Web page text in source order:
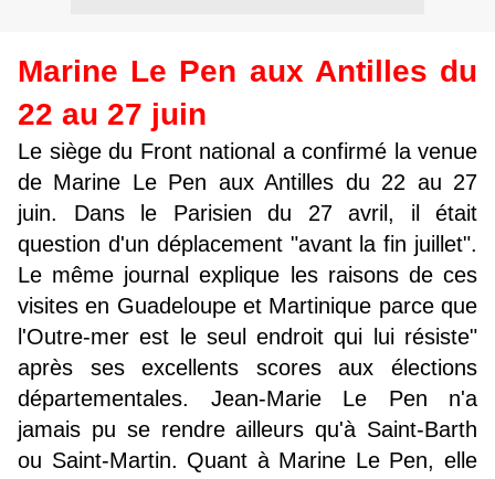
Marine Le Pen aux Antilles du
22 au 27 juin
Le siège du Front national a confirmé la venue
de Marine Le Pen aux Antilles du 22 au 27
juin. Dans le Parisien du 27 avril, il était
question d'un déplacement "avant la fin juillet".
Le même journal explique les raisons de ces
visites en Guadeloupe et Martinique parce que
l'Outre-mer est le seul endroit qui lui résiste"
après ses excellents scores aux élections
départementales. Jean-Marie Le Pen n'a
jamais pu se rendre ailleurs qu'à Saint-Barth
ou Saint-Martin. Quant à Marine Le Pen, elle